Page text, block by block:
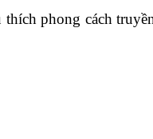
phong cách